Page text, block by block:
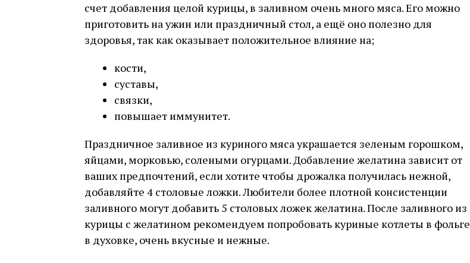
счет добавления целой курицы, в заливном очень много мяса. Его можно
приготовить на ужин или праздничный стол, а ещё оно полезно для
здоровья, так как оказывает положительное влияние на;
кости,
суставы,
связки,
повышает иммунитет.
Праздничное заливное из куриного мяса украшается зеленым горошком,
яйцами, морковью, солеными огурцами. Добавление желатина зависит от
ваших предпочтений, если хотите чтобы дрожалка получилась нежной,
добавляйте 4 столовые ложки. Любители более плотной консистенции
заливного могут добавить 5 столовых ложек желатина. После заливного из
курицы с желатином рекомендуем попробовать куриные котлеты в фольге
в духовке, очень вкусные и нежные.